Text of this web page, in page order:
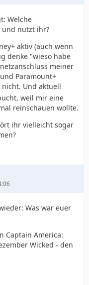
Welche
nutzt ihr?
aktiv (auch wenn
denke "wieso habe
meiner
Paramount+
Und aktuell
weil mir eine
reinschauen wollte.
ihr vielleicht sogar
Was war euer
Captain America:
Wicked - den